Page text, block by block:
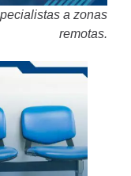
a zonas
remotas.